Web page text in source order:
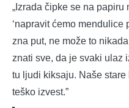
„Izrada čipke se na papiru
‘napravit ćemo mendulice
zna put, ne može to
znati sve, da je svaki ulaz
tu ljudi kiksaju. Naše
teško izvest.”